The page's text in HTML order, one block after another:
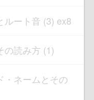
ルート音 (3) ex8
の読み方 (1)
・ネームとその